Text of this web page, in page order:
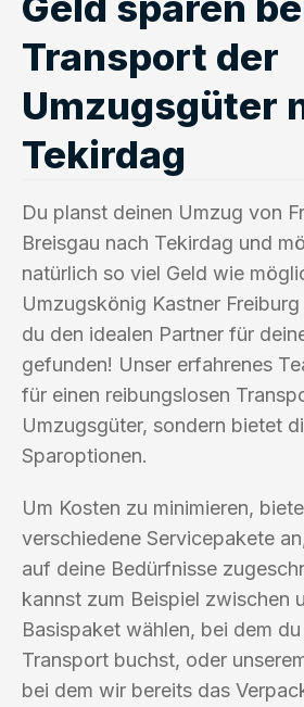
Transport der
Umzugsgüter
Tekirdag
Du planst deinen Umzug von
Breisgau nach Tekirdag und
natürlich so viel Geld wie
Umzugskönig Kastner
du den idealen Partner für
gefunden! Unser erfahrenes
für einen reibungslosen
Umzugsgüter, sondern bietet
Sparoptionen.
Um Kosten zu minimieren,
verschiedene Servicepakete
auf deine Bedürfnisse
kannst zum Beispiel zwischen
Basispaket wählen, bei dem
Transport buchst, oder
bei dem wir bereits das